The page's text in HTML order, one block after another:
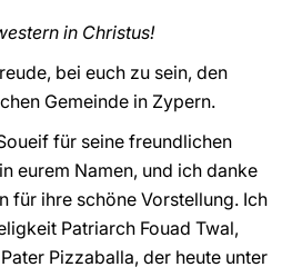
in Christus!
bei euch zu sein, den
Gemeinde in Zypern.
für seine freundlichen
eurem Namen, und ich danke
für ihre schöne Vorstellung. Ich
Patriarch Fouad Twal,
Pizzaballa, der heute unter